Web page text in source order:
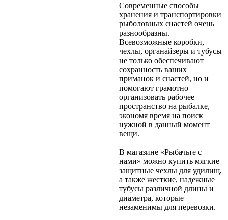
Современные способы
хранения и транспортировки
рыболовных снастей очень
разнообразны.
Всевозможные коробки,
чехлы, органайзеры и тубусы
не только обеспечивают
сохранность ваших
приманок и снастей, но и
помогают грамотно
организовать рабочее
пространство на рыбалке,
экономя время на поиск
нужной в данный момент
вещи.
В магазине «Рыбачьте с
нами» можно купить мягкие
защитные чехлы для удилищ,
а также жесткие, надежные
тубусы различной длины и
диаметра, которые
незаменимы для перевозки.